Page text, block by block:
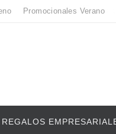
Promocionales Verano
REGALOS